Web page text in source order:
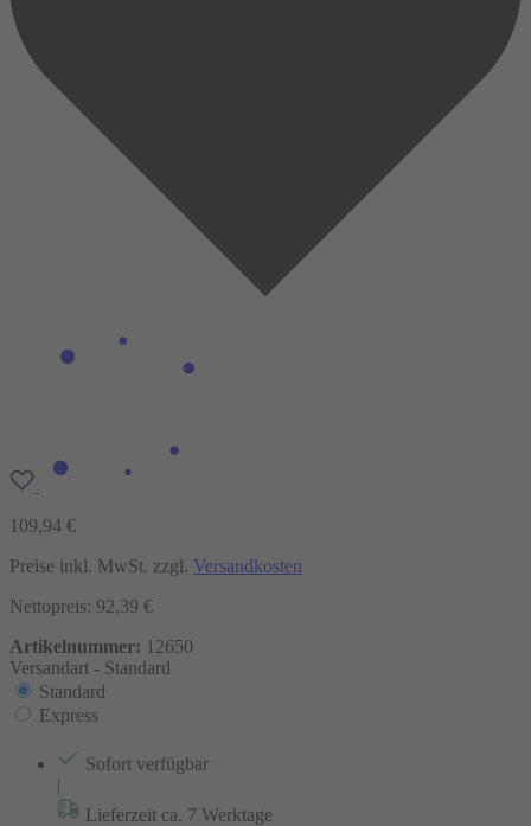
109,94 €
Preise inkl. MwSt. zzgl. Versandkosten
Nettopreis: 92,39 €
Artikelnummer: 12650
Versandart - Standard
Standard
Express
Sofort verfügbar
|
Lieferzeit ca. 7 Werktage